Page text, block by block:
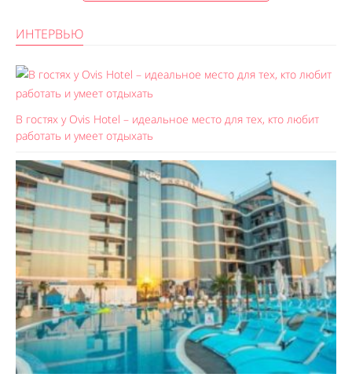
ИНТЕРВЬЮ
В гостях у Ovis Hotel – идеальное место для тех, кто любит
работать и умеет отдыхать